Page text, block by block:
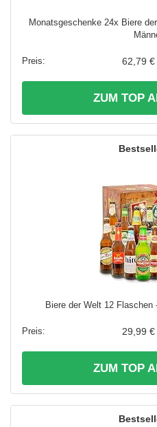
Monatsgeschenke 24x Biere
62,79 €
ZUM TOP
Biere der Welt 12
29,99 €
ZUM TOP